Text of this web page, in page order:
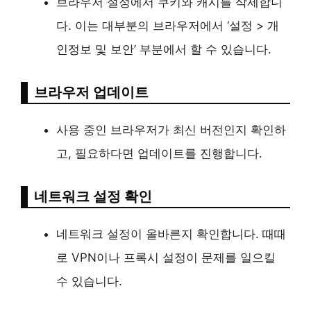
다. 이는 대부분의 브라우저에서 ‘설정 > 개
인정보 및 보안’ 부분에서 할 수 있습니다.
브라우저 업데이트
사용 중인 브라우저가 최신 버전인지 확인하
고, 필요하다면 업데이트를 진행합니다.
네트워크 설정 확인
네트워크 설정이 올바른지 확인합니다. 때때
로 VPN이나 프록시 설정이 문제를 일으킬
수 있습니다.